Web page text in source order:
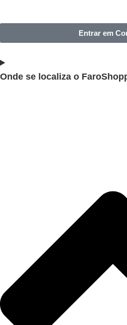
Entrar em
Onde se localiza o